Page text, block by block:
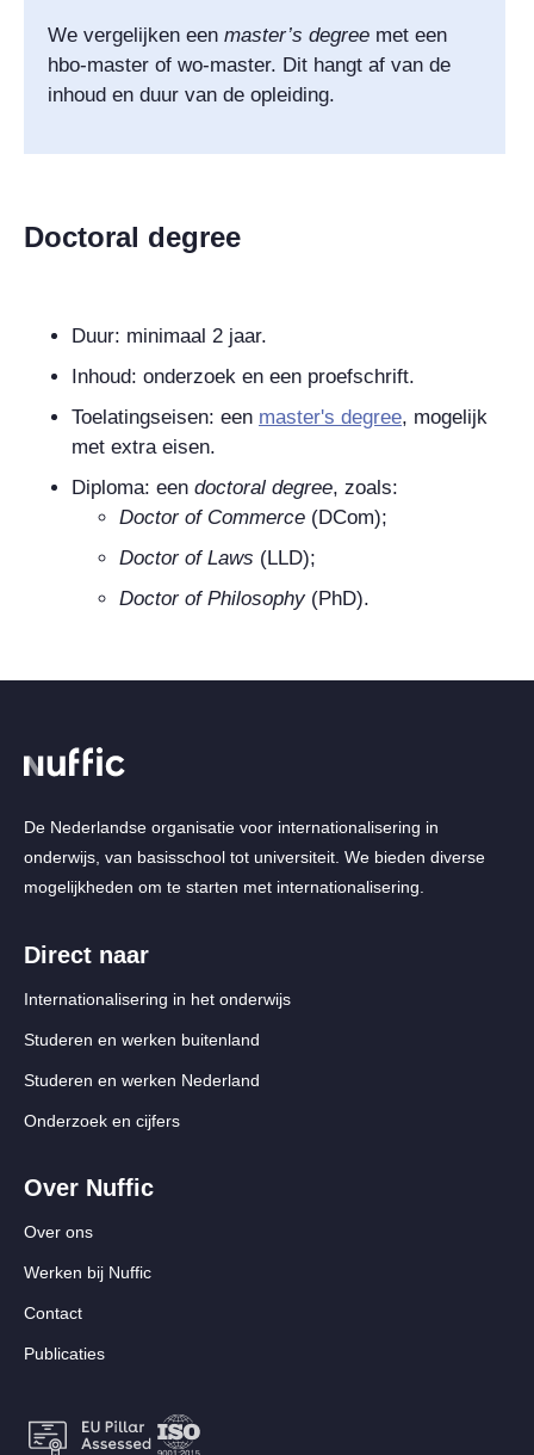
We vergelijken een master’s degree met een
hbo-master of wo-master. Dit hangt af van de
inhoud en duur van de opleiding.
Doctoral degree
Duur: minimaal 2 jaar.
Inhoud: onderzoek en een proefschrift.
Toelatingseisen: een master's degree, mogelijk
met extra eisen.
Diploma: een doctoral degree, zoals:
Doctor of Commerce (DCom);
Doctor of Laws (LLD);
Doctor of Philosophy (PhD).
De Nederlandse organisatie voor internationalisering in
onderwijs, van basisschool tot universiteit. We bieden diverse
mogelijkheden om te starten met internationalisering.
Direct naar
Internationalisering in het onderwijs
Studeren en werken buitenland
Studeren en werken Nederland
Onderzoek en cijfers
Over Nuffic
Over ons
Werken bij Nuffic
Contact
Publicaties